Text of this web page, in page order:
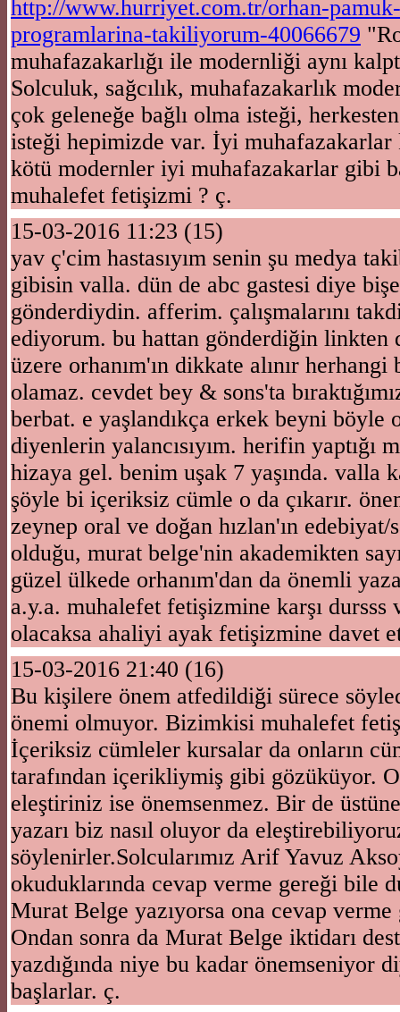
http://www.hurriyet.com.tr/orhan-
programlarina-takiliyorum-40066679
muhafazakarlığı ile modernliği aynı
Solculuk, sağcılık, muhafazakarlık
çok geleneğe bağlı olma isteği,
isteği hepimizde var. İyi muhafazakarlar
kötü modernler iyi muhafazakarlar gibi
muhalefet fetişizmi ? ç.
15-03-2016 11:23 (15)
yav ç'cim hastasıyım senin şu medya
gibisin valla. dün de abc gastesi diye
gönderdiydin. afferim. çalışmalarını
ediyorum. bu hattan gönderdiğin linkten
üzere orhanım'ın dikkate alınır
olamaz. cevdet bey & sons'ta
berbat. e yaşlandıkça erkek beyni böyle
diyenlerin yalancısıyım. herifin yaptığı
hizaya gel. benim uşak 7 yaşında. valla
şöyle bi içeriksiz cümle o da çıkarır.
zeynep oral ve doğan hızlan'ın edebiyat/
olduğu, murat belge'nin akademikten
güzel ülkede orhanım'dan da önemli
a.y.a. muhalefet fetişizmine karşı
olacaksa ahaliyi ayak fetişizmine davet
15-03-2016 21:40 (16)
Bu kişilere önem atfedildiği sürece
önemi olmuyor. Bizimkisi muhalefet
İçeriksiz cümleler kursalar da onların
tarafından içerikliymiş gibi gözüküyor.
eleştiriniz ise önemsenmez. Bir de
yazarı biz nasıl oluyor da
söylenirler.Solcularımız Arif Yavuz
okuduklarında cevap verme gereği bile
Murat Belge yazıyorsa ona cevap
Ondan sonra da Murat Belge iktidarı
yazdığında niye bu kadar önemseniyor
başlarlar. ç.